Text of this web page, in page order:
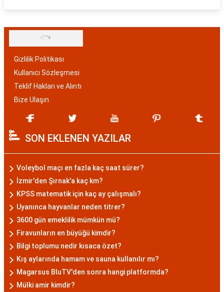
Gizlilik Politikası
Kullanıcı Sözleşmesi
Teklif Hakları ve Alıntı
Bize Ulaşın
SON EKLENEN YAZILAR
Voleybol maçı en fazla kaç saat sürer?
İzmir'den Şırnak'a kaç km?
KPSS matematik için kaç ay çalışmalı?
Uyanınca hayvanlar neden titrer?
3600 gün emeklilik mümkün mü?
Firavunların en büyüğü kimdir?
Bilgi toplumu nedir kısaca özet?
Kış aylarında hamam ve sauna kullanılır mı?
Magarsus BluTV'den sonra hangi platformda?
Mülki amir kimdir?